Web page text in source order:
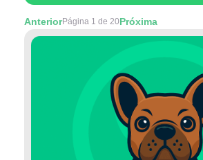
AnteriorPágina 1 de 20Próxima